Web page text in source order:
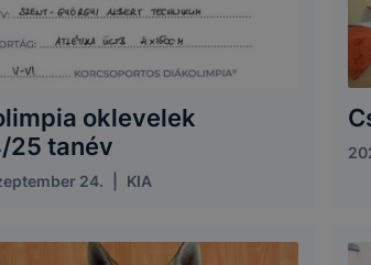
oklevelek
25 tanév
24. KIA
a honlap a tervezettől eltérően fog